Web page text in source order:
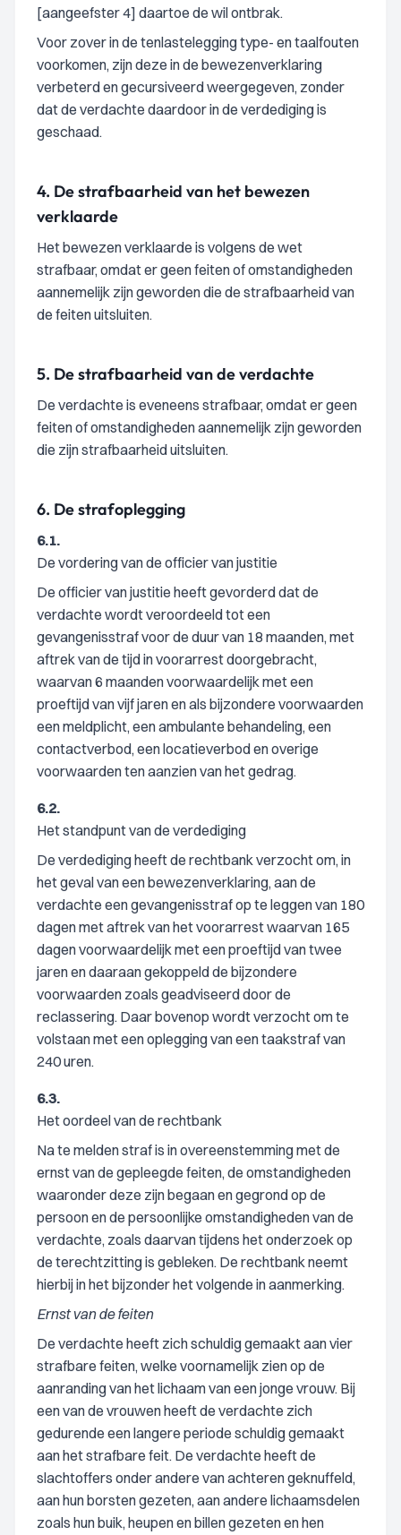
[aangeefster 4] daartoe de wil ontbrak.
Voor zover in de tenlastelegging type- en taalfouten
voorkomen, zijn deze in de bewezenverklaring
verbeterd en gecursiveerd weergegeven, zonder
dat de verdachte daardoor in de verdediging is
geschaad.
4. De strafbaarheid van het bewezen
verklaarde
Het bewezen verklaarde is volgens de wet
strafbaar, omdat er geen feiten of omstandigheden
aannemelijk zijn geworden die de strafbaarheid van
de feiten uitsluiten.
5. De strafbaarheid van de verdachte
De verdachte is eveneens strafbaar, omdat er geen
feiten of omstandigheden aannemelijk zijn geworden
die zijn strafbaarheid uitsluiten.
6. De strafoplegging
6.1.
De vordering van de officier van justitie
De officier van justitie heeft gevorderd dat de
verdachte wordt veroordeeld tot een
gevangenisstraf voor de duur van 18 maanden, met
aftrek van de tijd in voorarrest doorgebracht,
waarvan 6 maanden voorwaardelijk met een
proeftijd van vijf jaren en als bijzondere voorwaarden
een meldplicht, een ambulante behandeling, een
contactverbod, een locatieverbod en overige
voorwaarden ten aanzien van het gedrag.
6.2.
Het standpunt van de verdediging
De verdediging heeft de rechtbank verzocht om, in
het geval van een bewezenverklaring, aan de
verdachte een gevangenisstraf op te leggen van 180
dagen met aftrek van het voorarrest waarvan 165
dagen voorwaardelijk met een proeftijd van twee
jaren en daaraan gekoppeld de bijzondere
voorwaarden zoals geadviseerd door de
reclassering. Daar bovenop wordt verzocht om te
volstaan met een oplegging van een taakstraf van
240 uren.
6.3.
Het oordeel van de rechtbank
Na te melden straf is in overeenstemming met de
ernst van de gepleegde feiten, de omstandigheden
waaronder deze zijn begaan en gegrond op de
persoon en de persoonlijke omstandigheden van de
verdachte, zoals daarvan tijdens het onderzoek op
de terechtzitting is gebleken. De rechtbank neemt
hierbij in het bijzonder het volgende in aanmerking.
Ernst van de feiten
De verdachte heeft zich schuldig gemaakt aan vier
strafbare feiten, welke voornamelijk zien op de
aanranding van het lichaam van een jonge vrouw. Bij
een van de vrouwen heeft de verdachte zich
gedurende een langere periode schuldig gemaakt
aan het strafbare feit. De verdachte heeft de
slachtoffers onder andere van achteren geknuffeld,
aan hun borsten gezeten, aan andere lichaamsdelen
zoals hun buik, heupen en billen gezeten en hen